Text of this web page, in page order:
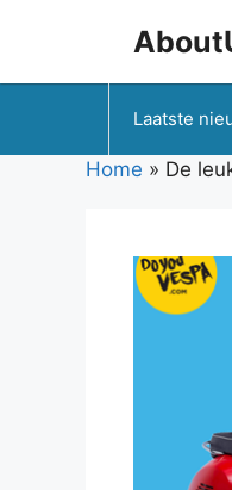
Laatste
Home » De